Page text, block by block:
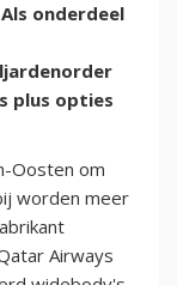
onderdeel
plus opties
Oosten om
worden meer
Airways